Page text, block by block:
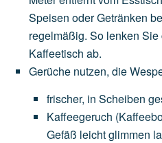
Speisen oderGetränken
regelmäßig. So lenken Sie
Kaffeetisch ab.
Gerüche nutzen, die
frischer, in Scheiben
Kaffeegeruch
Gefäß leichtglimmen